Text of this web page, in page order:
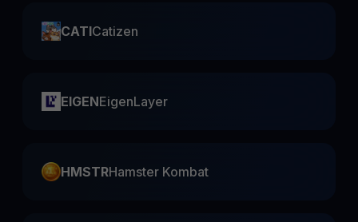
CATICatizen
EIGENEigenLayer
HMSTRHamster Kombat